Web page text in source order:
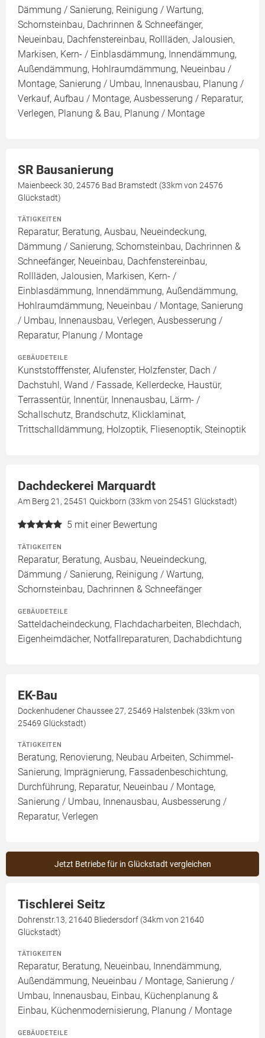
Dämmung / Sanierung, Reinigung / Wartung,
Schornsteinbau, Dachrinnen & Schneefänger,
Neueinbau, Dachfenstereinbau, Rollläden, Jalousien,
Markisen, Kern- / Einblasdämmung, Innendämmung,
Außendämmung, Hohlraumdämmung, Neueinbau /
Montage, Sanierung / Umbau, Innenausbau, Planung /
Verkauf, Aufbau / Montage, Ausbesserung / Reparatur,
Verlegen, Planung & Bau, Planung / Montage
SR Bausanierung
Maienbeeck 30, 24576 Bad Bramstedt (33km von 24576
Glückstadt)
TÄTIGKEITEN
Reparatur, Beratung, Ausbau, Neueindeckung,
Dämmung / Sanierung, Schornsteinbau, Dachrinnen &
Schneefänger, Neueinbau, Dachfenstereinbau,
Rollläden, Jalousien, Markisen, Kern- /
Einblasdämmung, Innendämmung, Außendämmung,
Hohlraumdämmung, Neueinbau / Montage, Sanierung
/ Umbau, Innenausbau, Verlegen, Ausbesserung /
Reparatur, Planung / Montage
GEBÄUDETEILE
Kunststofffenster, Alufenster, Holzfenster, Dach /
Dachstuhl, Wand / Fassade, Kellerdecke, Haustür,
Terrassentür, Innentür, Innenausbau, Lärm- /
Schallschutz, Brandschutz, Klicklaminat,
Trittschalldämmung, Holzoptik, Fliesenoptik, Steinoptik
Dachdeckerei Marquardt
Am Berg 21, 25451 Quickborn (33km von 25451 Glückstadt)
5 mit einer Bewertung
TÄTIGKEITEN
Reparatur, Beratung, Ausbau, Neueindeckung,
Dämmung / Sanierung, Reinigung / Wartung,
Schornsteinbau, Dachrinnen & Schneefänger
GEBÄUDETEILE
Satteldacheindeckung, Flachdacharbeiten, Blechdach,
Eigenheimdächer, Notfallreparaturen, Dachabdichtung
EK-Bau
Dockenhudener Chaussee 27, 25469 Halstenbek (33km von
25469 Glückstadt)
TÄTIGKEITEN
Beratung, Renovierung, Neubau Arbeiten, Schimmel-
Sanierung, Imprägnierung, Fassadenbeschichtung,
Durchführung, Reparatur, Neueinbau / Montage,
Sanierung / Umbau, Innenausbau, Ausbesserung /
Reparatur, Verlegen
Jetzt Betriebe für in Glückstadt vergleichen
Tischlerei Seitz
Dohrenstr.13, 21640 Bliedersdorf (34km von 21640
Glückstadt)
TÄTIGKEITEN
Reparatur, Beratung, Neueinbau, Innendämmung,
Außendämmung, Neueinbau / Montage, Sanierung /
Umbau, Innenausbau, Einbau, Küchenplanung &
Einbau, Küchenmodernisierung, Planung / Montage
GEBÄUDETEILE